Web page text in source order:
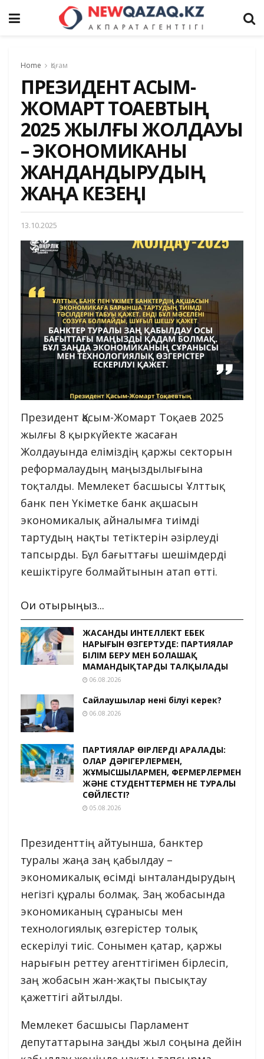
Home Қоғам
ПРЕЗИДЕНТ ҚАСЫМ-
ЖОМАРТ ТОҚАЕВТЫҢ
2025 ЖЫЛҒЫ ЖОЛДАУЫ
– ЭКОНОМИКАНЫ
ЖАНДАНДЫРУДЫҢ
ЖАҢА КЕЗЕҢІ
13.10.2025
Президент Қасым-Жомарт Тоқаев 2025
жылғы 8 қыркүйекте жасаған
Жолдауында еліміздің қаржы секторын
реформалаудың маңыздылығына
тоқталды. Мемлекет басшысы Ұлттық
банк пен Үкіметке банк ақшасын
экономикалық айналымға тиімді
тартудың нақты тетіктерін әзірлеуді
тапсырды. Бұл бағыттағы шешімдерді
кешіктіруге болмайтынын атап өтті.
Оқи отырыңыз...
ЖАСАНДЫ ИНТЕЛЛЕКТ ЕҢБЕК
НАРЫҒЫН ӨЗГЕРТУДЕ: ПАРТИЯЛАР
БІЛІМ БЕРУ МЕН БОЛАШАҚ
МАМАНДЫҚТАРДЫ ТАЛҚЫЛАДЫ
06.08.2026
Сайлаушылар нені білуі керек?
06.08.2026
ПАРТИЯЛАР ӨҢІРЛЕРДІ АРАЛАДЫ:
ОЛАР ДӘРІГЕРЛЕРМЕН,
ЖҰМЫСШЫЛАРМЕН, ФЕРМЕРЛЕРМЕН
ЖӘНЕ СТУДЕНТТЕРМЕН НЕ ТУРАЛЫ
СӨЙЛЕСТІ?
05.08.2026
Президенттің айтуынша, банктер
туралы жаңа заң қабылдау –
экономикалық өсімді ынталандырудың
негізгі құралы болмақ. Заң жобасында
экономиканың сұранысы мен
технологиялық өзгерістер толық
ескерілуі тиіс. Сонымен қатар, қаржы
нарығын реттеу агенттігімен бірлесіп,
заң жобасын жан-жақты пысықтау
қажеттігі айтылды.
Мемлекет басшысы Парламент
депутаттарына заңды жыл соңына дейін